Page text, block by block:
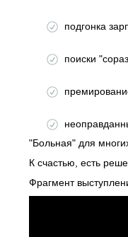
подгонка
поиски
"Больная" для
К счастью, есть
Фрагмент